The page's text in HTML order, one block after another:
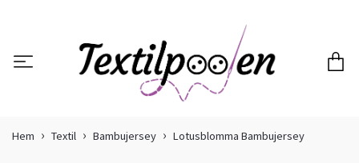
Hem Textil Bambujersey Lotusblomma Bambujersey